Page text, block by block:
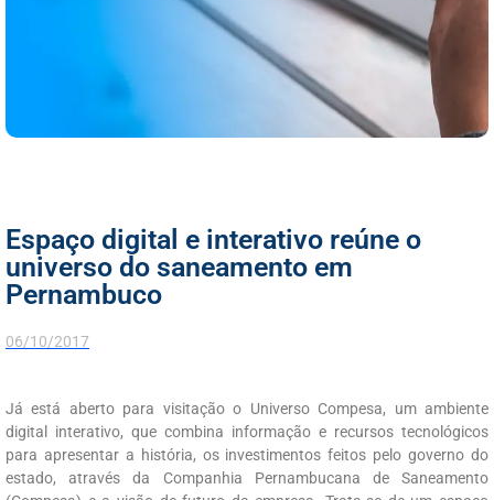
Espaço digital e interativo reúne o
universo do saneamento em
Pernambuco
06/10/2017
Já está aberto para visitação o Universo Compesa, um ambiente
digital interativo, que combina informação e recursos tecnológicos
para apresentar a história, os investimentos feitos pelo governo do
estado, através da Companhia Pernambucana de Saneamento